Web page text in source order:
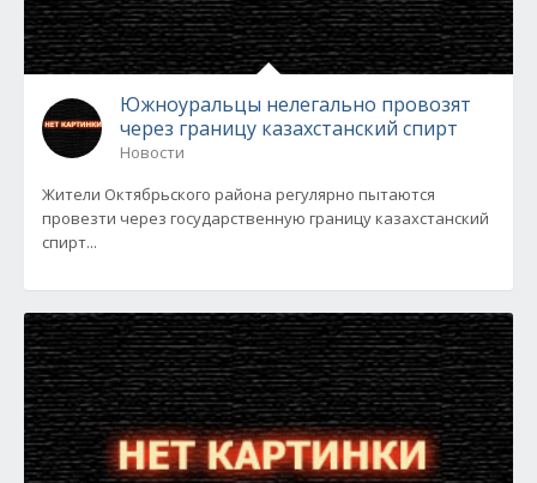
Южноуральцы нелегально провозят
через границу казахстанский спирт
Новости
Жители Октябрьского района регулярно пытаются
провезти через государственную границу казахстанский
спирт...